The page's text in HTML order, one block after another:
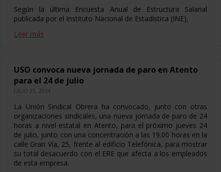
Según la última Encuesta Anual de Estructura Salarial
publicada por el Instituto Nacional de Estadística (INE),
Leer más
USO convoca nueva jornada de paro en Atento
para el 24 de julio
JULIO 23, 2014
La Unión Sindical Obrera ha convocado, junto con otras
organizaciones sindicales, una nueva jornada de paro de 24
horas a nivel estatal en Atento, para el próximo jueves 24
de julio, junto con una concentración a las 19.00 horas en la
calle Gran Vía, 25, frente al edificio Telefónica, para mostrar
su total desacuerdo con el ERE que afecta a los empleados
de esta empresa.